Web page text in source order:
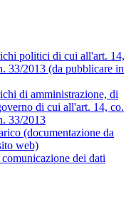
politici di cui all'art. 14,
33/2013 (da pubblicare in
di amministrazione, di
di cui all'art. 14, co.
33/2013
(documentazione da
web)
dei dati